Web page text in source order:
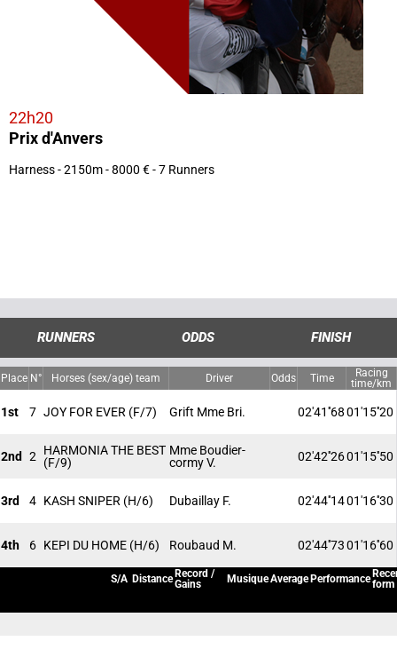
22h20
Prix d'Anvers
Harness - 2150m - 8000 € - 7 Runners
RUNNERS ODDS FINISH
Place N° Horses (sex/age) team Driver Odds Time
Racing
time/km
1st 7 JOY FOR EVER (F/7) Grift Mme Bri. 02'41''6801'15''20
2nd 2
HARMONIA THE BEST
(F/9)
Mme Boudier-
cormy V.
02'42''2601'15''50
3rd 4 KASH SNIPER (H/6) Dubaillay F. 02'44''1401'16''30
4th 6 KEPI DU HOME (H/6) Roubaud M. 02'44''7301'16''60
S/A Distance Record /
Gains
MusiqueAverage Performanceform